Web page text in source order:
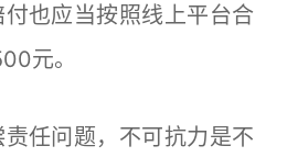
也应当按照线上平台合
元。
任问题，不可抗力是不